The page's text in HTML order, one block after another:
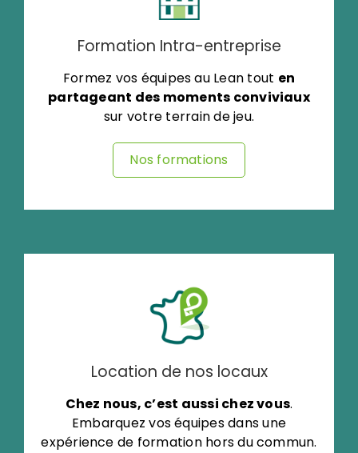
Formation Intra-entreprise
Formez vos équipes au Lean tout en
partageant des moments conviviaux
sur votre terrain de jeu.
Nos formations
Location de nos locaux
Chez nous, c’est aussi chez vous.
Embarquez vos équipes dans une
expérience de formation hors du commun.